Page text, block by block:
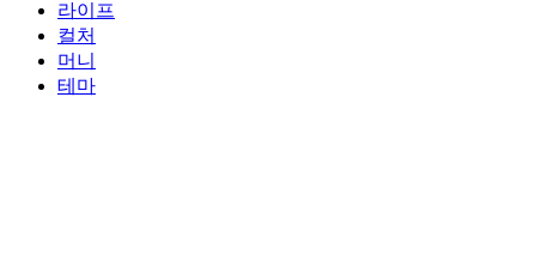
라이프
컬처
머니
테마